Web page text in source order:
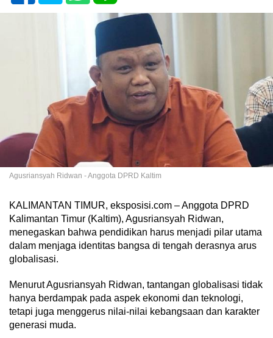
Agusriansyah Ridwan - Anggota DPRD Kaltim
KALIMANTAN TIMUR, eksposisi.com – Anggota DPRD
Kalimantan Timur (Kaltim), Agusriansyah Ridwan,
menegaskan bahwa pendidikan harus menjadi pilar utama
dalam menjaga identitas bangsa di tengah derasnya arus
globalisasi.
Menurut Agusriansyah Ridwan, tantangan globalisasi tidak
hanya berdampak pada aspek ekonomi dan teknologi,
tetapi juga menggerus nilai-nilai kebangsaan dan karakter
generasi muda.